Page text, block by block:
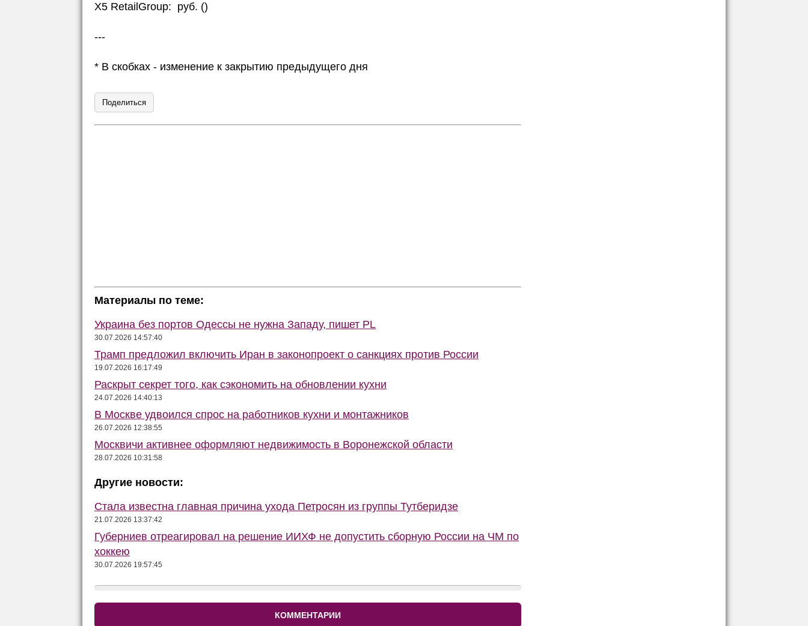
X5 RetailGroup: руб. ()
---
* В скобках - изменение к закрытию предыдущего дня
Поделиться
Материалы по теме:
Украина без портов Одессы не нужна Западу, пишет PL
30.07.2026 14:57:40
Трамп предложил включить Иран в законопроект о санкциях против России
19.07.2026 16:17:49
Раскрыт секрет того, как сэкономить на обновлении кухни
24.07.2026 14:40:13
В Москве удвоился спрос на работников кухни и монтажников
26.07.2026 12:38:55
Москвичи активнее оформляют недвижимость в Воронежской области
28.07.2026 10:31:58
Другие новости:
Стала известна главная причина ухода Петросян из группы Тутберидзе
21.07.2026 13:37:42
Губерниев отреагировал на решение ИИХФ не допустить сборную России на ЧМ по
хоккею
30.07.2026 19:57:45
КОММЕНТАРИИ